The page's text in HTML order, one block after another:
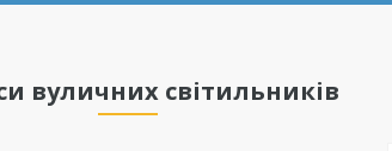
вуличних світильників